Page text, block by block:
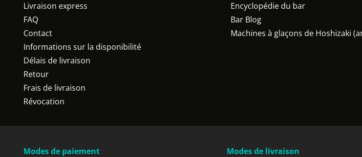
Livraison express
FAQ
Contact
Informations sur la disponibilité
Délais de livraison
Retour
Frais de livraison
Révocation
Encyclopédie du bar
Bar Blog
Machines à glaçons de Hoshizaki
Modes de paiement Modes de livraison